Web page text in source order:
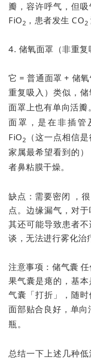
瓣，容许呼气，但
FiO2 ，患者发生 CO2
4. 储氧面罩（非重复
它 = 普通面罩 + 储
重复吸入）类似，储
面罩上也有单向活瓣
面罩，是在非插管
FiO2
（这一点相信
家属最希望看到的
者鼻粘膜干燥。
缺点：需要密闭 ，
点。边缘漏气，对
其还可能导致患者
谈，无法进行雾化治
注意事项：储气囊
果气囊是瘪的，基
气囊「打折」，随
面部贴合良好，单
瓶。
总结一下上述几种